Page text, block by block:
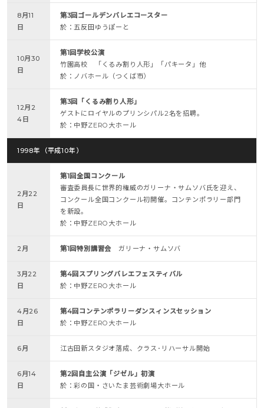
8月11
日
第3回ゴールデンバレエコースター
於：五反田ゆうぽーと
10月30
日
第1回学校公演
竹園高校 「くるみ割り人形」「パキータ」他
於：ノバホール（つくば市）
12月2
4日
第3回「くるみ割り人形」
ゲストにロイヤルのプリンシパル2名を招聘。
於：中野ZERO大ホール
1998年（平成10年）
2月22
日
第1回全国コンクール
審査委員長に世界的権威のガリーナ・サムソバ氏を迎え、
コンクール全国コンクール初開催。コンテンポラリー部門
を新設。
於：中野ZERO大ホール
2月 第1回特別講習会 ガリーナ・サムソバ
3月22
日
第4回スプリングバレエフェスティバル
於：中野ZERO大ホール
4月26
日
第4回コンテンポラリーダンスィンスセッション
於：中野ZERO大ホール
6月 江古田新スタジオ落成、クラス･リハーサル開始
6月14
日
第2回自主公演「ジゼル」初演
於：彩の国・さいたま芸術劇場大ホール